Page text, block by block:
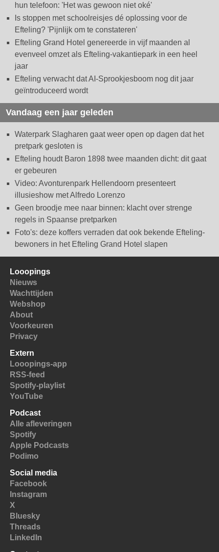
hun telefoon: 'Het was gewoon niet oké'
Is stoppen met schoolreisjes dé oplossing voor de
Efteling? 'Pijnlijk om te constateren'
Efteling Grand Hotel genereerde in vijf maanden al
evenveel omzet als Efteling-vakantiepark in een heel
jaar
Efteling verwacht dat AI-Sprookjesboom nog dit jaar
geïntroduceerd wordt
Vandaag een jaar geleden
Waterpark Slagharen gaat weer open op dagen dat het
pretpark gesloten is
Efteling houdt Baron 1898 twee maanden dicht: dit gaat
er gebeuren
Video: Avonturenpark Hellendoorn presenteert
illusieshow met Alfredo Lorenzo
Geen broodje mee naar binnen: klacht over strenge
regels in Spaanse pretparken
Foto's: deze koffers verraden dat ook bekende Efteling-
bewoners in het Efteling Grand Hotel slapen
Looopings
Nieuws
Wachttijden
Webshop
About
Voorkeuren
Privacy
Extern
Looopings-app
RSS-feed
Spotify-playlist
YouTube
Podcast
Alle afleveringen
Spotify
Apple Podcasts
Podimo
Social media
Facebook
Instagram
X
Bluesky
Threads
LinkedIn